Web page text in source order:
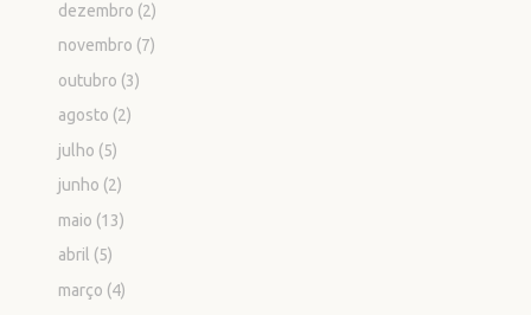
dezembro (2)
novembro (7)
outubro (3)
agosto (2)
julho (5)
junho (2)
maio (13)
abril (5)
março (4)